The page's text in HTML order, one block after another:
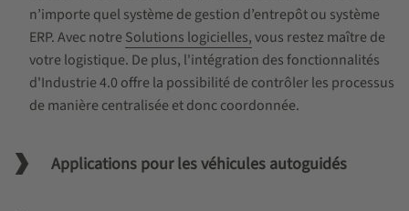
n’importe quel système de gestion d’entrepôt ou système
ERP. Avec notre Solutions logicielles,vous restez maître de
votre logistique. De plus, l'intégration des fonctionnalités
d'Industrie 4.0 offre la possibilité de contrôler les processus
de manière centralisée et donc coordonnée.
Applications pour les véhicules autoguidés